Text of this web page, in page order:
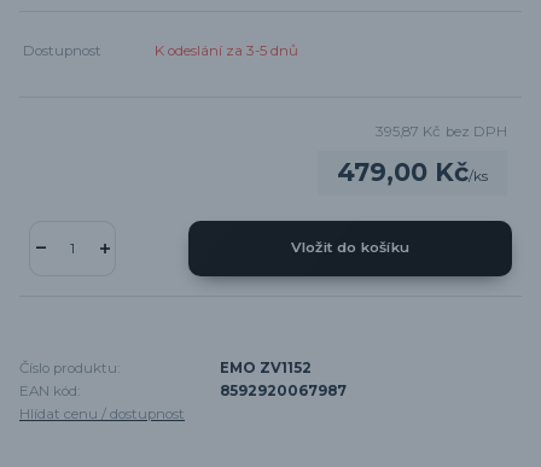
Dostupnost K odeslání za 3-5 dnů
479,00 Kč/ks
395,87 Kč bez DPH
Vložit do košíku
Číslo produktu:
EMO ZV1152
EAN kód:
8592920067987
Hlídat cenu / dostupnost